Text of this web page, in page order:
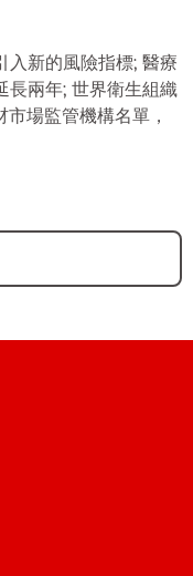
入新的風險指標; 醫療
長兩年; 世界衛生組織
場監管機構名單，